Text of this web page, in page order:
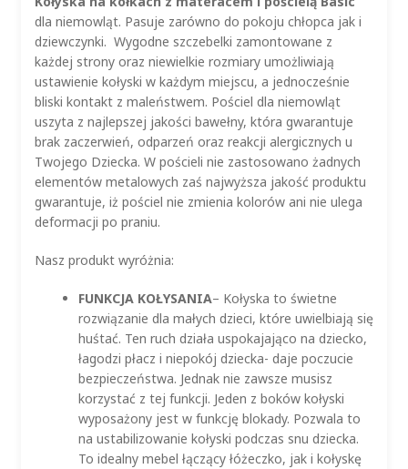
dla niemowląt. Pasuje zarówno do pokoju chłopca jak i
dziewczynki. Wygodne szczebelki zamontowane z
każdej strony oraz niewielkie rozmiary umożliwiają
ustawienie kołyski w każdym miejscu, a jednocześnie
bliski kontakt z maleństwem. Pościel dla niemowląt
uszyta z najlepszej jakości bawełny, która gwarantuje
brak zaczerwień, odparzeń oraz reakcji alergicznych u
Twojego Dziecka. W pościeli nie zastosowano żadnych
elementów metalowych zaś najwyższa jakość produktu
gwarantuje, iż pościel nie zmienia kolorów ani nie ulega
deformacji po praniu.
Nasz produkt wyróżnia:
FUNKCJA KOŁYSANIA– Kołyska to świetne
rozwiązanie dla małych dzieci, które uwielbiają się
huśtać. Ten ruch działa uspokajająco na dziecko,
łagodzi płacz i niepokój dziecka- daje poczucie
bezpieczeństwa. Jednak nie zawsze musisz
korzystać z tej funkcji. Jeden z boków kołyski
wyposażony jest w funkcję blokady. Pozwala to
na ustabilizowanie kołyski podczas snu dziecka.
To idealny mebel łączący łóżeczko, jak i kołyskę